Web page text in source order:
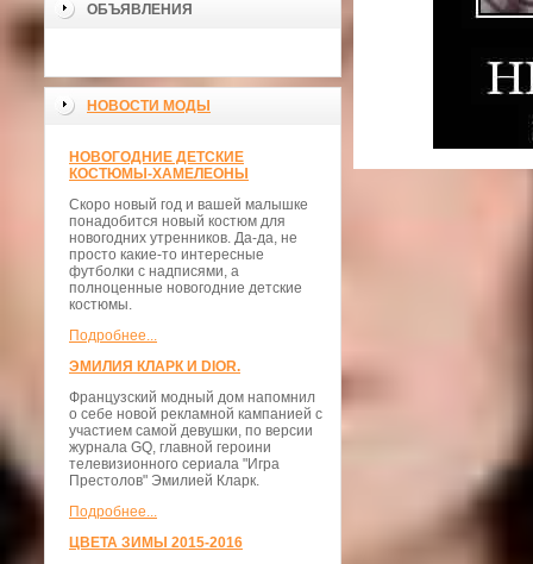
ОБЪЯВЛЕНИЯ
НОВОСТИ МОДЫ
НОВОГОДНИЕ ДЕТСКИЕ
КОСТЮМЫ-ХАМЕЛЕОНЫ
Скоро новый год и вашей малышке
понадобится новый костюм для
новогодних утренников. Да-да, не
просто какие-то интересные
футболки с надписями, а
полноценные новогодние детские
костюмы.
Подробнее...
ЭМИЛИЯ КЛАРК И DIOR.
Французский модный дом напомнил
о себе новой рекламной кампанией с
участием самой девушки, по версии
журнала GQ, главной героини
телевизионного сериала "Игра
Престолов" Эмилией Кларк.
Подробнее...
ЦВЕТА ЗИМЫ 2015-2016